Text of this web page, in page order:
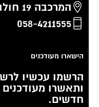
המרכבה 19 חולון
058-4211555
הישארו מעודכנים
הרשמו עכשיו
ותאשרו
חדשים.